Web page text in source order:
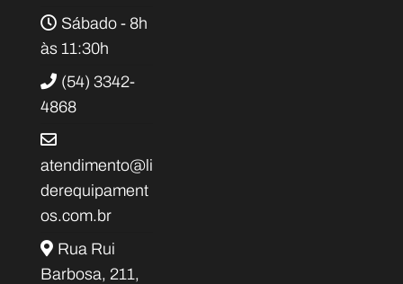
Sábado - 8h
às 11:30h
(54) 3342-
4868
atendimento@li
derequipament
os.com.br
Rua Rui
Barbosa, 211,